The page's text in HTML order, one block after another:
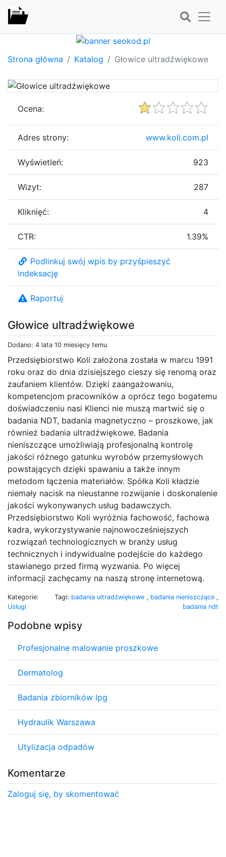
Strona główna Katalog Głowice ultradźwiękowe
Głowice ultradźwiękowe
Dodano: 4 lata 10 miesięcy temu
Przedsiębiorstwo Koli założona została w marcu 1991
roku oraz do dnia dzisiejszego cieszy się renomą oraz
zaufaniem klientów. Dzięki zaangażowaniu,
kompetencjom pracowników a oprócz tego bogatemu
doświadczeniu nasi Klienci nie muszą martwić się o
badania NDT, badania magnetyczno – proszkowe, jak
również badania ultradźwiękowe. Badania
nieniszczące umożliwiają profesjonalną kontrolę
jakości różnego gatunku wyrobów przemysłowych
powstających dzięki spawaniu a także innym
metodom łączenia materiałów. Spółka Koli kładzie
niemały nacisk na nieustanne rozwijanie i doskonalenie
jakości wykonywanych usług badawczych.
Przedsiębiorstwo Koli wyróżnia fachowość, fachowa
kadra, wykorzystywanie najnowocześniejszych
rozwiązań technologicznych w branży usług
technicznych i indywidualne podejście do każdego
stawianego przed firmą wyzwania. Po więcej
informacji zachęcamy na naszą stronę internetową.
Kategorie:
Usługi
Tagi: badania ultradźwiękowe , badania nieniszczące ,
badania ndt
Podobne wpisy
Profesjonalne malowanie proszkowe
Dermatolog
Badania zbiorników lpg
Hydraulik Warszawa
Utylizacja odpadów
Komentarze
Zaloguj się, by skomentować
Ocena:
Adres strony: www.koli.com.pl
Wyświetleń: 923
Wizyt: 287
Kliknięć: 4
CTR: 1.39%
Podlinkuj swój wpis by przyśpieszyć
indeksację
Raportuj